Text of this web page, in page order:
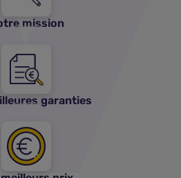
mission
garanties